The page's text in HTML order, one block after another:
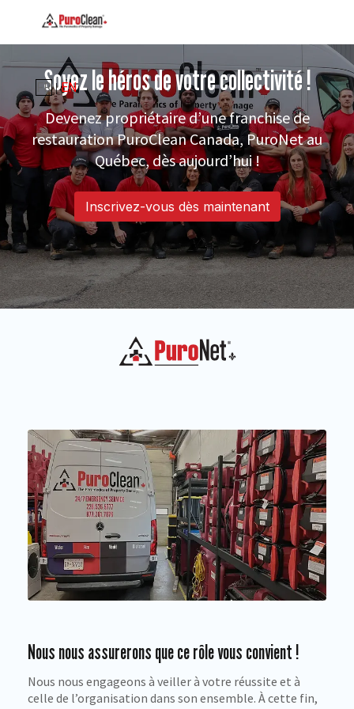
FR | EN
Soyez le héros de votre collectivité !
Devenez propriétaire d’une franchise de
restauration PuroClean Canada, PuroNet au
Québec, dès aujourd’hui !
Inscrivez-vous dès maintenant
Nous nous assurerons que ce rôle vous convient !
Nous nous engageons à veiller à votre réussite et à
celle de l’organisation dans son ensemble. À cette fin,